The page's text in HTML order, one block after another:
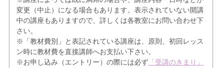
変更（中止）になる場合もあります。表示されていない開講
中の講座もありますので、詳しくは各教室にお問い合わせ下
さい。
※「教材費別」と表記されている講座は、原則、初回レッス
ン時に教材費を直接講師へお支払い下さい。
※お申し込み（エントリー）の際には必ず「受講のきまり」